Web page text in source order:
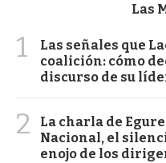
Las
1
Las señales que
coalición: cómo
discurso de su
2
La charla de
Nacional, el
enojo de los